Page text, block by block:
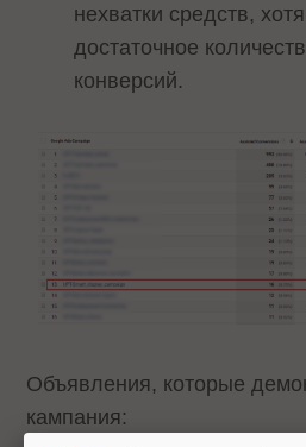
нехватки средств,
достаточное
конверсий.
Объявления, которые
кампания: